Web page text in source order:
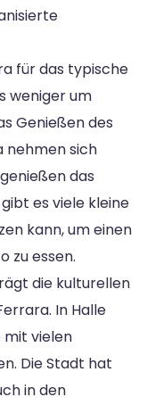
für das typische
weniger um
Genießen des
nehmen sich
das
es viele kleine
kann, um einen
zu essen.
die kulturellen
In Halle
mit vielen
Die Stadt hat
in den